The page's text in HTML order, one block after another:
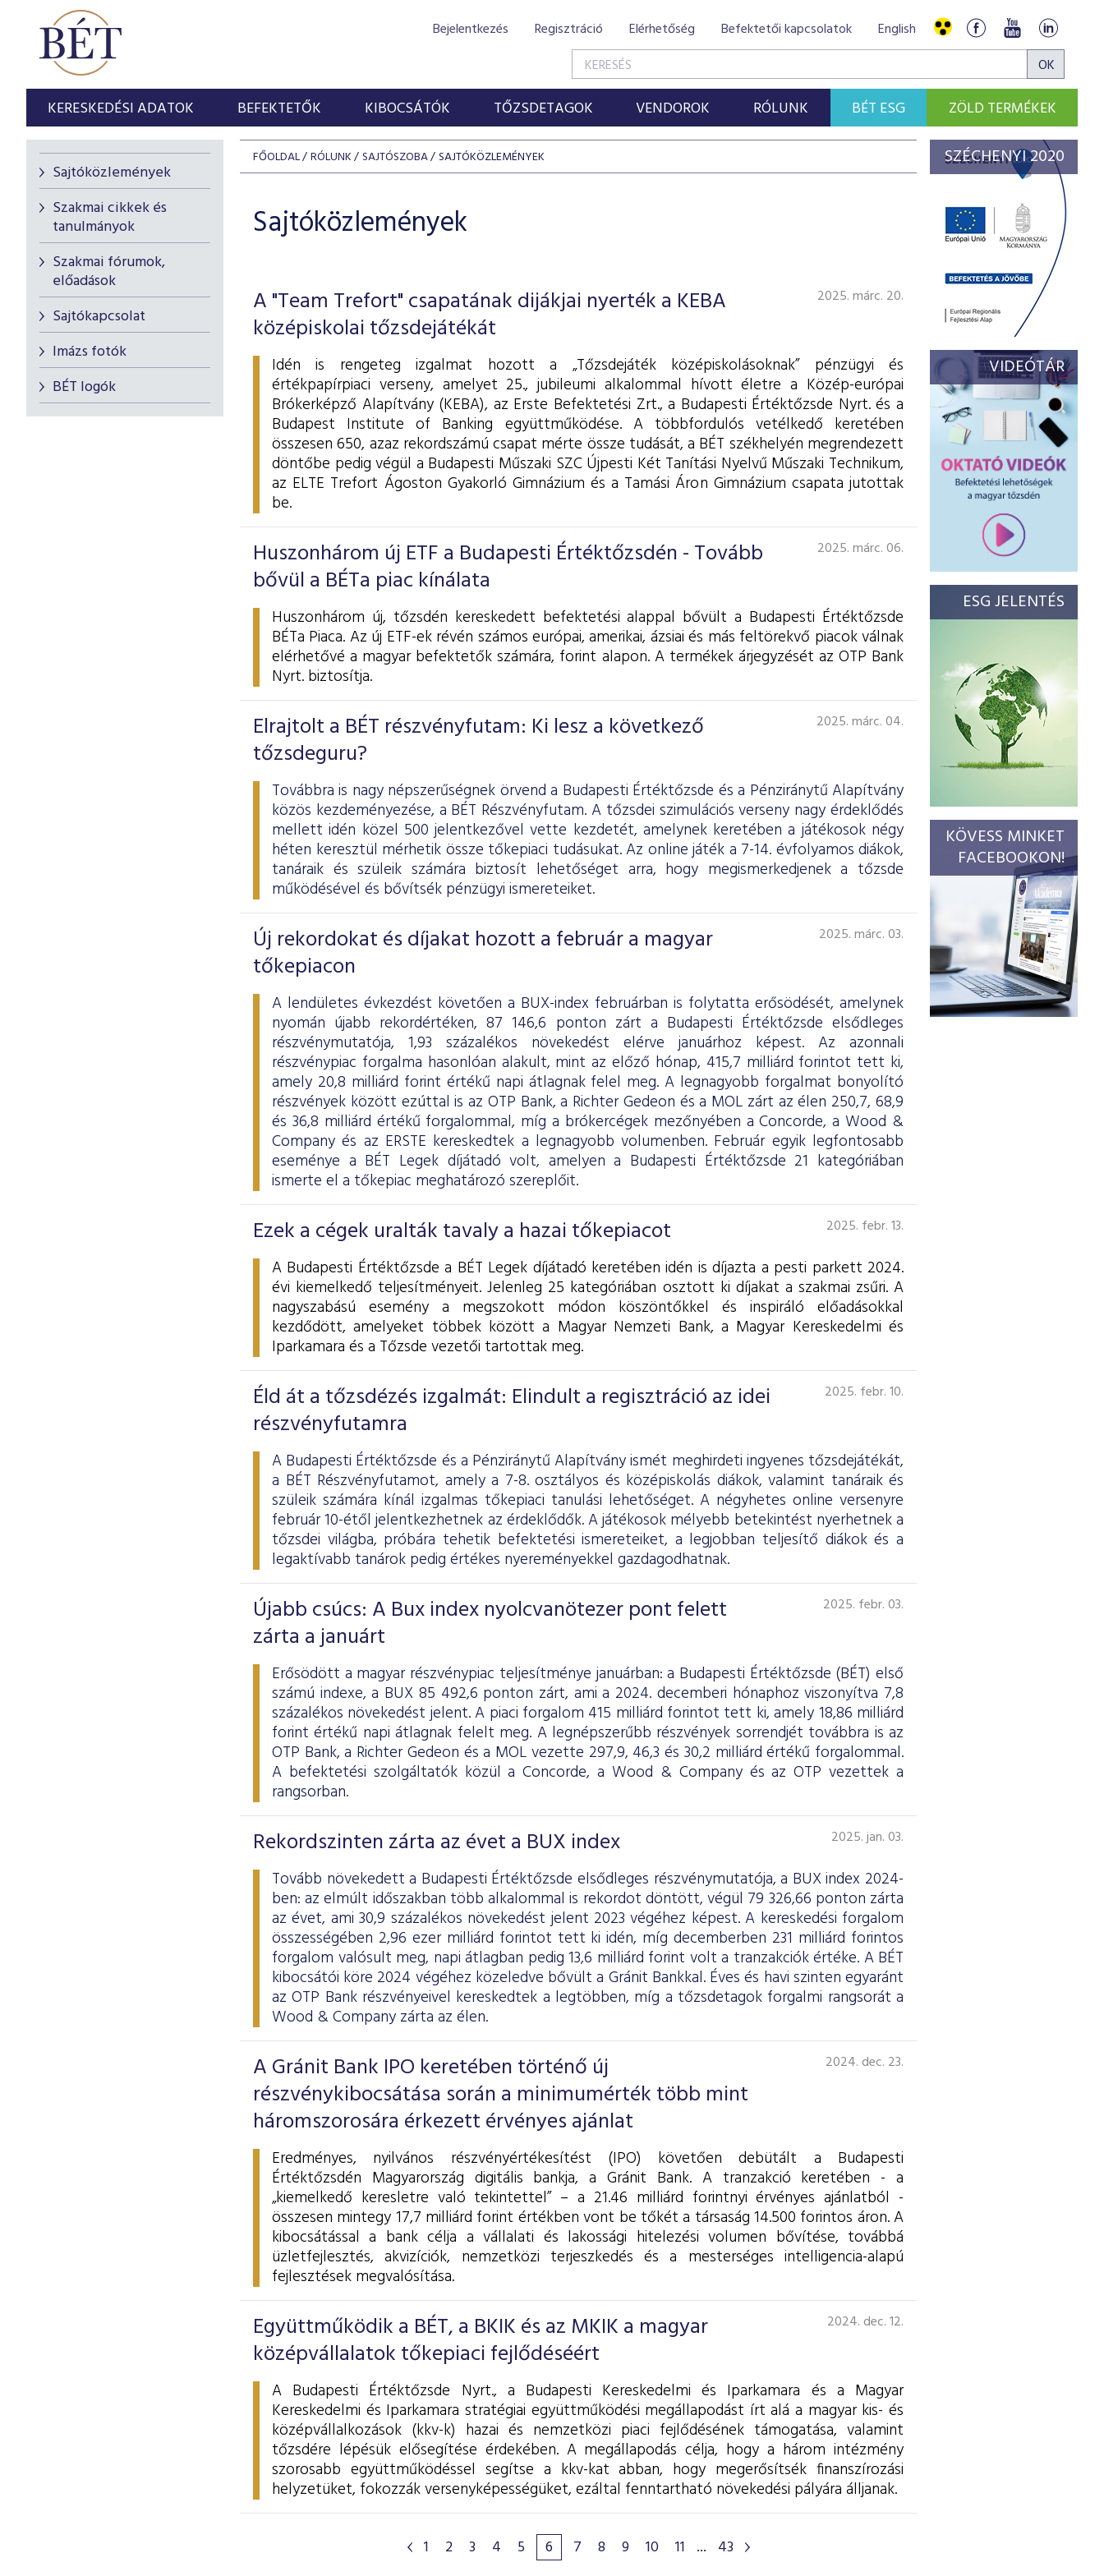
Bejelentkezés Regisztráció Elérhetőség Befektetői kapcsolatok English
KERESKEDÉSI ADATOK BEFEKTETŐK KIBOCSÁTÓK TŐZSDETAGOK VENDOROK RÓLUNK BÉT ESG ZÖLD TERMÉKEK
Sajtóközlemények
Szakmai cikkek és
tanulmányok
Szakmai fórumok,
előadások
Sajtókapcsolat
Imázs fotók
BÉT logók
FŐOLDAL RÓLUNK SAJTÓSZOBA SAJTÓKÖZLEMÉNYEK
Sajtóközlemények
A "Team Trefort" csapatának dijákjai nyerték a KEBA
középiskolai tőzsdejátékát
2025. márc. 20.
Idén is rengeteg izgalmat hozott a „Tőzsdejáték középiskolásoknak” pénzügyi és
értékpapírpiaci verseny, amelyet 25., jubileumi alkalommal hívott életre a Közép-európai
Brókerképző Alapítvány (KEBA), az Erste Befektetési Zrt., a Budapesti Értéktőzsde Nyrt. és a
Budapest Institute of Banking együttműködése. A többfordulós vetélkedő keretében
összesen 650, azaz rekordszámú csapat mérte össze tudását, a BÉT székhelyén megrendezett
döntőbe pedig végül a Budapesti Műszaki SZC Újpesti Két Tanítási Nyelvű Műszaki Technikum,
az ELTE Trefort Ágoston Gyakorló Gimnázium és a Tamási Áron Gimnázium csapata jutottak
be.
Huszonhárom új ETF a Budapesti Értéktőzsdén - Tovább
bővül a BÉTa piac kínálata
2025. márc. 06.
Huszonhárom új, tőzsdén kereskedett befektetési alappal bővült a Budapesti Értéktőzsde
BÉTa Piaca. Az új ETF-ek révén számos európai, amerikai, ázsiai és más feltörekvő piacok válnak
elérhetővé a magyar befektetők számára, forint alapon. A termékek árjegyzését az OTP Bank
Nyrt. biztosítja.
Elrajtolt a BÉT részvényfutam: Ki lesz a következő
tőzsdeguru?
2025. márc. 04.
Továbbra is nagy népszerűségnek örvend a Budapesti Értéktőzsde és a Pénziránytű Alapítvány
közös kezdeményezése, a BÉT Részvényfutam. A tőzsdei szimulációs verseny nagy érdeklődés
mellett idén közel 500 jelentkezővel vette kezdetét, amelynek keretében a játékosok négy
héten keresztül mérhetik össze tőkepiaci tudásukat. Az online játék a 7-14. évfolyamos diákok,
tanáraik és szüleik számára biztosít lehetőséget arra, hogy megismerkedjenek a tőzsde
működésével és bővítsék pénzügyi ismereteiket.
Új rekordokat és díjakat hozott a február a magyar
tőkepiacon
2025. márc. 03.
A lendületes évkezdést követően a BUX-index februárban is folytatta erősödését, amelynek
nyomán újabb rekordértéken, 87 146,6 ponton zárt a Budapesti Értéktőzsde elsődleges
részvénymutatója, 1,93 százalékos növekedést elérve januárhoz képest. Az azonnali
részvénypiac forgalma hasonlóan alakult, mint az előző hónap, 415,7 milliárd forintot tett ki,
amely 20,8 milliárd forint értékű napi átlagnak felel meg. A legnagyobb forgalmat bonyolító
részvények között ezúttal is az OTP Bank, a Richter Gedeon és a MOL zárt az élen 250,7, 68,9
és 36,8 milliárd értékű forgalommal, míg a brókercégek mezőnyében a Concorde, a Wood &
Company és az ERSTE kereskedtek a legnagyobb volumenben. Február egyik legfontosabb
eseménye a BÉT Legek díjátadó volt, amelyen a Budapesti Értéktőzsde 21 kategóriában
ismerte el a tőkepiac meghatározó szereplőit.
Ezek a cégek uralták tavaly a hazai tőkepiacot 2025. febr. 13.
A Budapesti Értéktőzsde a BÉT Legek díjátadó keretében idén is díjazta a pesti parkett 2024.
évi kiemelkedő teljesítményeit. Jelenleg 25 kategóriában osztott ki díjakat a szakmai zsűri. A
nagyszabású esemény a megszokott módon köszöntőkkel és inspiráló előadásokkal
kezdődött, amelyeket többek között a Magyar Nemzeti Bank, a Magyar Kereskedelmi és
Iparkamara és a Tőzsde vezetői tartottak meg.
Éld át a tőzsdézés izgalmát: Elindult a regisztráció az idei
részvényfutamra
2025. febr. 10.
A Budapesti Értéktőzsde és a Pénziránytű Alapítvány ismét meghirdeti ingyenes tőzsdejátékát,
a BÉT Részvényfutamot, amely a 7-8. osztályos és középiskolás diákok, valamint tanáraik és
szüleik számára kínál izgalmas tőkepiaci tanulási lehetőséget. A négyhetes online versenyre
február 10-étől jelentkezhetnek az érdeklődők. A játékosok mélyebb betekintést nyerhetnek a
tőzsdei világba, próbára tehetik befektetési ismereteiket, a legjobban teljesítő diákok és a
legaktívabb tanárok pedig értékes nyereményekkel gazdagodhatnak.
Újabb csúcs: A Bux index nyolcvanötezer pont felett
zárta a januárt
2025. febr. 03.
Erősödött a magyar részvénypiac teljesítménye januárban: a Budapesti Értéktőzsde (BÉT) első
számú indexe, a BUX 85 492,6 ponton zárt, ami a 2024. decemberi hónaphoz viszonyítva 7,8
százalékos növekedést jelent. A piaci forgalom 415 milliárd forintot tett ki, amely 18,86 milliárd
forint értékű napi átlagnak felelt meg. A legnépszerűbb részvények sorrendjét továbbra is az
OTP Bank, a Richter Gedeon és a MOL vezette 297,9, 46,3 és 30,2 milliárd értékű forgalommal.
A befektetési szolgáltatók közül a Concorde, a Wood & Company és az OTP vezettek a
rangsorban.
Rekordszinten zárta az évet a BUX index 2025. jan. 03.
Tovább növekedett a Budapesti Értéktőzsde elsődleges részvénymutatója, a BUX index 2024-
ben: az elmúlt időszakban több alkalommal is rekordot döntött, végül 79 326,66 ponton zárta
az évet, ami 30,9 százalékos növekedést jelent 2023 végéhez képest. A kereskedési forgalom
összességében 2,96 ezer milliárd forintot tett ki idén, míg decemberben 231 milliárd forintos
forgalom valósult meg, napi átlagban pedig 13,6 milliárd forint volt a tranzakciók értéke. A BÉT
kibocsátói köre 2024 végéhez közeledve bővült a Gránit Bankkal. Éves és havi szinten egyaránt
az OTP Bank részvényeivel kereskedtek a legtöbben, míg a tőzsdetagok forgalmi rangsorát a
Wood & Company zárta az élen.
A Gránit Bank IPO keretében történő új
részvénykibocsátása során a minimumérték több mint
háromszorosára érkezett érvényes ajánlat
2024. dec. 23.
Eredményes, nyilvános részvényértékesítést (IPO) követően debütált a Budapesti
Értéktőzsdén Magyarország digitális bankja, a Gránit Bank. A tranzakció keretében - a
„kiemelkedő keresletre való tekintettel” – a 21.46 milliárd forintnyi érvényes ajánlatból -
összesen mintegy 17,7 milliárd forint értékben vont be tőkét a társaság 14.500 forintos áron. A
kibocsátással a bank célja a vállalati és lakossági hitelezési volumen bővítése, továbbá
üzletfejlesztés, akvizíciók, nemzetközi terjeszkedés és a mesterséges intelligencia-alapú
fejlesztések megvalósítása.
Együttműködik a BÉT, a BKIK és az MKIK a magyar
középvállalatok tőkepiaci fejlődéséért
2024. dec. 12.
A Budapesti Értéktőzsde Nyrt., a Budapesti Kereskedelmi és Iparkamara és a Magyar
Kereskedelmi és Iparkamara stratégiai együttműködési megállapodást írt alá a magyar kis- és
középvállalkozások (kkv-k) hazai és nemzetközi piaci fejlődésének támogatása, valamint
tőzsdére lépésük elősegítése érdekében. A megállapodás célja, hogy a három intézmény
szorosabb együttműködéssel segítse a kkv-kat abban, hogy megerősítsék finanszírozási
helyzetüket, fokozzák versenyképességüket, ezáltal fenntartható növekedési pályára álljanak.
1 2 3 4 5 6 7 8 9 10 11 ... 43
SZÉCHENYI 2020
VIDEÓTÁR
ESG JELENTÉS
KÖVESS MINKET
FACEBOOKON!